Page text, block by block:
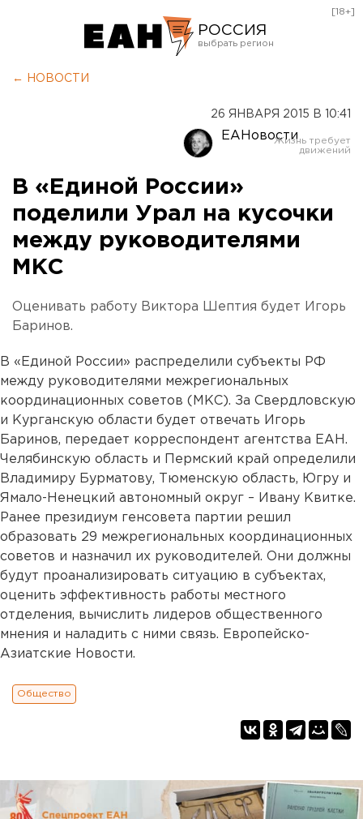
РОССИЯ
Оренбург
[18+]
← НОВОСТИ
26 ЯНВАРЯ 2015 В 10:41
ЕАНовости
В «Единой России»
поделили Урал на кусочки
между руководителями
МКС
Оценивать работу Виктора Шептия будет Игорь
Баринов.
В «Единой России» распределили субъекты РФ
между руководителями межрегиональных
координационных советов (МКС). За Свердловскую
и Курганскую области будет отвечать Игорь
Баринов, передает корреспондент агентства ЕАН.
Челябинскую область и Пермский край определили
Владимиру Бурматову, Тюменскую область, Югру и
Ямало-Ненецкий автономный округ – Ивану Квитке.
Ранее президиум генсовета партии решил
образовать 29 межрегиональных координационных
советов и назначил их руководителей. Они должны
будут проанализировать ситуацию в субъектах,
оценить эффективность работы местного
отделения, вычислить лидеров общественного
мнения и наладить с ними связь. Европейско-
Азиатские Новости.
Общество